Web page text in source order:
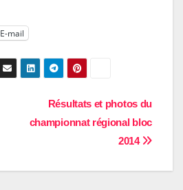
E-mail
Résultats et photos du
championnat régional bloc
2014